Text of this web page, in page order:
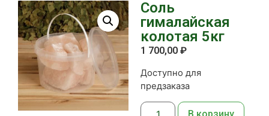
Соль
гималайская
колотая 5кг
1 700,00 ₽
Доступно для
предзаказа
В корзину